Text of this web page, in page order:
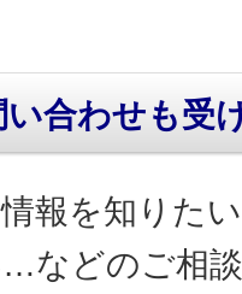
合わせも受
報を知りた
などのご相